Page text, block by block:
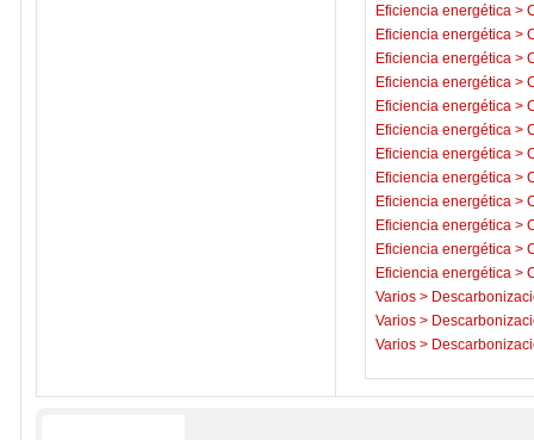
Eficiencia energética >
Eficiencia energética >
Eficiencia energética >
Eficiencia energética >
Eficiencia energética >
Eficiencia energética >
Eficiencia energética >
Eficiencia energética >
Eficiencia energética >
Eficiencia energética >
Eficiencia energética >
Eficiencia energética >
Varios >
Varios >
Varios >